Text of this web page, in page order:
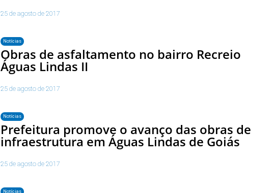
25 de agosto de 2017
Notícias
Obras de asfaltamento no bairro Recreio
Águas Lindas II
25 de agosto de 2017
Notícias
Prefeitura promove o avanço das obras de
infraestrutura em Águas Lindas de Goiás
25 de agosto de 2017
Notícias